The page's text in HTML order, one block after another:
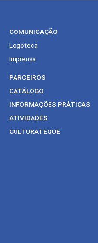
COMUNICAÇÃO
Logoteca
Imprensa
PARCEIROS
CATÁLOGO
INFORMAÇÕES PRÁTICAS
ATIVIDADES
CULTURATEQUE